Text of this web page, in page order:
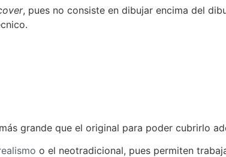
, pues no consiste en dibujar encima del
grande que el original para poder cubrirlo
o el neotradicional, pues permiten